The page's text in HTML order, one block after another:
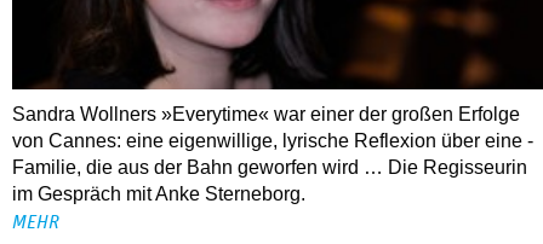
im Gespräch mit Anke Sterneborg.
Nahaufnahme von Bárbara Lennie
80 Jahre DEFA
Christopher Nolan – Was bleibt, was nervt